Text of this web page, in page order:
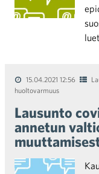
15.04.2021 12:56
huoltovarmuus
Lausunto
annetun